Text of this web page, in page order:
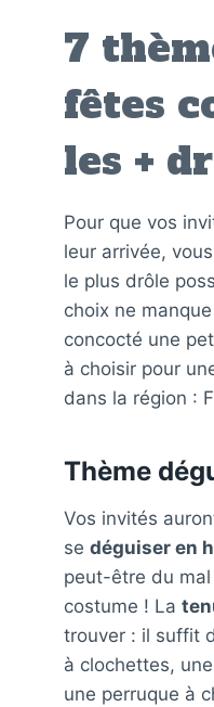
7
fêtes
les +
Pour que vos
leur arrivée,
le plus drôle
choix ne
concocté une
à choisir pour
dans la région :
Thème
Vos invités
se déguiser en
peut-être du
costume ! La
trouver : il suffit
à clochettes,
une perruque à